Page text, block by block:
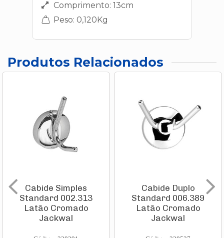
Comprimento: 13cm
Peso: 0,120Kg
Produtos Relacionados
Cabide Simples
Standard 002.313
Latão Cromado
Jackwal
Cabide Duplo
Standard 006.389
Latão Cromado
Jackwal